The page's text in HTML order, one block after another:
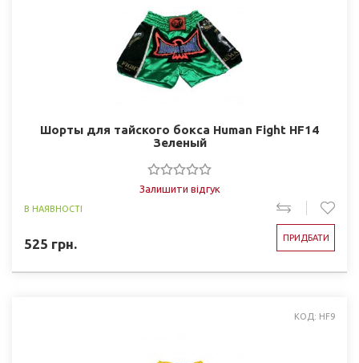
Шорты для тайского бокса Human Fight HF14
Зеленый
Залишити відгук
В НАЯВНОСТІ
525 грн. ПРИДБАТИ
КОД: HF9